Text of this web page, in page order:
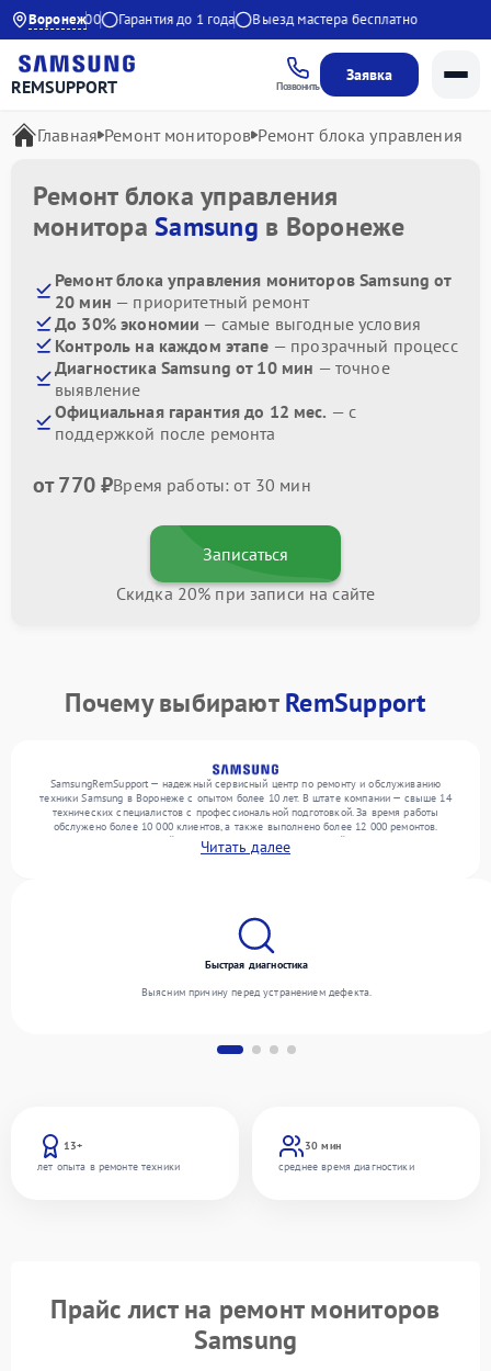
Воронеж
до 20:00 Гарантия до 1 года Выезд мастера бесплатно
REMSUPPORT Позвонить
Заявка
Главная Ремонт мониторов Ремонт блока управления
Ремонт блока управления
монитораSamsung в Воронеже
Ремонт блока управления мониторов Samsung от
20 мин — приоритетный ремонт
До 30% экономии — самые выгодные условия
Контроль на каждом этапе — прозрачный процесс
Диагностика Samsung от 10 мин — точное
выявление
Официальная гарантия до 12 мес. — с
поддержкой после ремонта
от 770 ₽Время работы: от 30 мин
Записаться
Скидка 20% при записи на сайте
Почему выбираютRemSupport
SamsungRemSupport — надежный сервисный центр по ремонту и обслуживанию
техники Samsung в Воронеже с опытом более 10 лет. В штате компании — свыше 14
технических специалистов с профессиональной подготовкой. За время работы
обслужено более 10 000 клиентов, а также выполнено более 12 000 ремонтов.
Ежемесячно в сервисный центр поступает более 300 устройств, включая , , . Мы
устраняем поломки любой сложности и поддерживаем высокий стандарт качества
Читать далее
13+
лет опыта в ремонте техники
30 мин
среднее время диагностики
Быстрая диагностика
Выясним причину перед устранением дефекта.
Прайс лист на ремонт мониторов
Samsung